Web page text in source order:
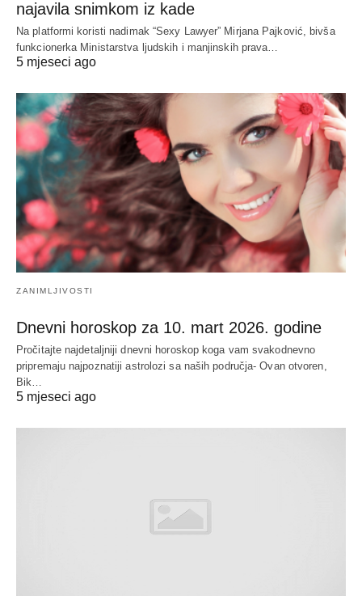
najavila snimkom iz kade
Na platformi koristi nadimak “Sexy Lawyer” Mirjana Pajković, bivša
funkcionerka Ministarstva ljudskih i manjinskih prava…
5 mjeseci ago
ZANIMLJIVOSTI
Dnevni horoskop za 10. mart 2026. godine
Pročitajte najdetaljniji dnevni horoskop koga vam svakodnevno
pripremaju najpoznatiji astrolozi sa naših područja- Ovan otvoren,
Bik…
5 mjeseci ago